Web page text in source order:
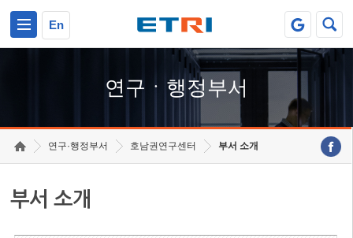
En
연구ㆍ행정부서
연구·행정부서 호남권연구센터 부서 소개
부서 소개